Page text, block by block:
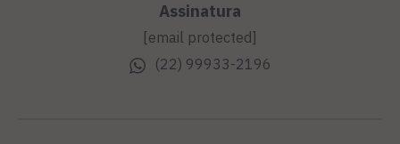
Assinatura
[email protected]
(22) 99933-2196